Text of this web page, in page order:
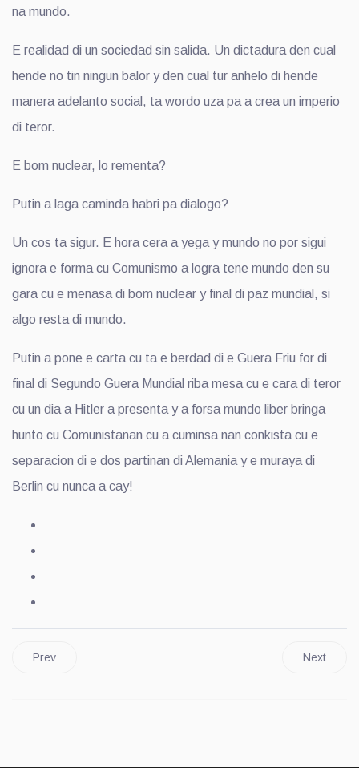
na mundo.
E realidad di un sociedad sin salida. Un dictadura den cual
hende no tin ningun balor y den cual tur anhelo di hende
manera adelanto social, ta wordo uza pa a crea un imperio
di teror.
E bom nuclear, lo rementa?
Putin a laga caminda habri pa dialogo?
Un cos ta sigur. E hora cera a yega y mundo no por sigui
ignora e forma cu Comunismo a logra tene mundo den su
gara cu e menasa di bom nuclear y final di paz mundial, si
algo resta di mundo.
Putin a pone e carta cu ta e berdad di e Guera Friu for di
final di Segundo Guera Mundial riba mesa cu e cara di teror
cu un dia a Hitler a presenta y a forsa mundo liber bringa
hunto cu Comunistanan cu a cuminsa nan conkista cu e
separacion di e dos partinan di Alemania y e muraya di
Berlin cu nunca a cay!
Prev Next